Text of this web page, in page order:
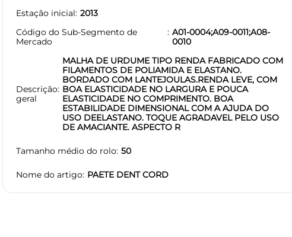
Estação inicial 2013
Código do Sub-Segmento de
Mercado
A01-0004;A09-0011;A08-
0010
Descrição
geral
MALHA DE URDUME TIPO RENDA FABRICADO COM
FILAMENTOS DE POLIAMIDA E ELASTANO.
BORDADO COM LANTEJOULAS.RENDA LEVE, COM
BOA ELASTICIDADE NO LARGURA E POUCA
ELASTICIDADE NO COMPRIMENTO. BOA
ESTABILIDADE DIMENSIONAL COM A AJUDA DO
USO DEELASTANO. TOQUE AGRADAVEL PELO USO
DE AMACIANTE. ASPECTO R
Tamanho médio do rolo 50
Nome do artigo PAETE DENT CORD